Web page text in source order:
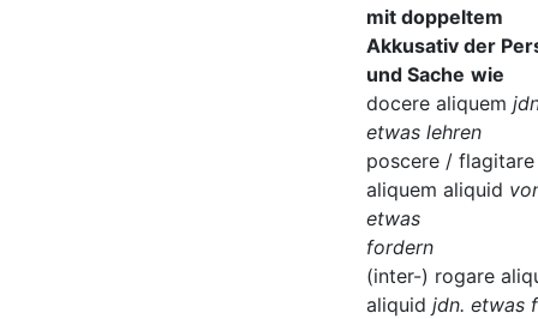
mit doppeltem
Akkusativ der
und Sache wie
docere aliquem
etwas lehren
poscere / flagitare
aliquem aliquid
etwas
fordern
(inter-) rogare
aliquid jdn. etwas